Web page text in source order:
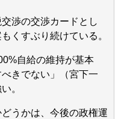
渉の交渉カードとし
くすぶり続けている。
自給の維持が基本
きでない」（宮下一
。
うかは、今後の政権運